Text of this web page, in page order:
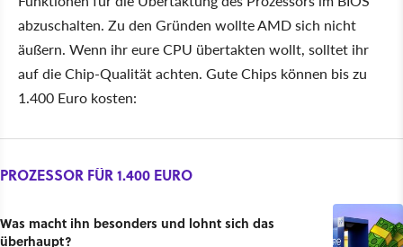
abzuschalten. Zu den Gründen wollte AMD sich nicht
äußern. Wenn ihr eure CPU übertakten wollt, solltet ihr
auf die Chip-Qualität achten. Gute Chips können bis zu
1.400 Euro kosten:
PROZESSOR FÜR 1.400 EURO
Was macht ihn besonders und lohnt sich das
überhaupt?